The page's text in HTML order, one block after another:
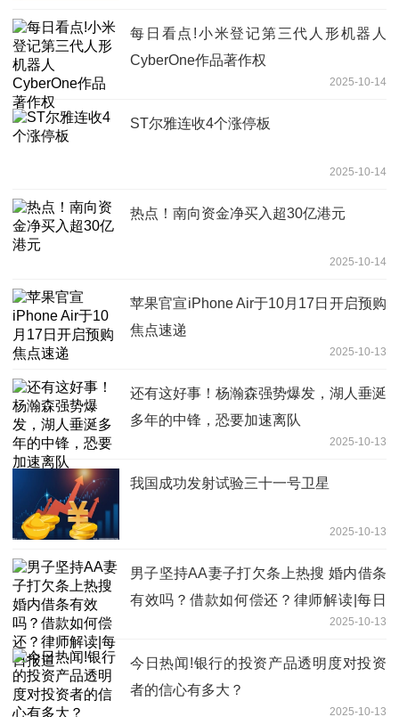
每日看点!小米登记第三代人形机器人
CyberOne作品著作权
2025-10-14
ST尔雅连收4个涨停板
2025-10-14
热点！南向资金净买入超30亿港元
2025-10-14
苹果官宣iPhone Air于10月17日开启预购
焦点速递
2025-10-13
还有这好事！杨瀚森强势爆发，湖人垂涎
多年的中锋，恐要加速离队
2025-10-13
我国成功发射试验三十一号卫星
2025-10-13
男子坚持AA妻子打欠条上热搜 婚内借条
有效吗？借款如何偿还？律师解读|每日
2025-10-13
今日热闻!银行的投资产品透明度对投资
者的信心有多大？
2025-10-13